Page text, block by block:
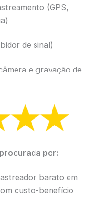
(GPS,
de sinal)
e gravação de
por:
barato em
custo-benefício